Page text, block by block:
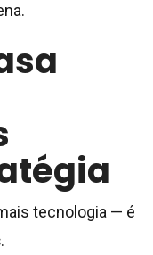
tecnologia — é
.